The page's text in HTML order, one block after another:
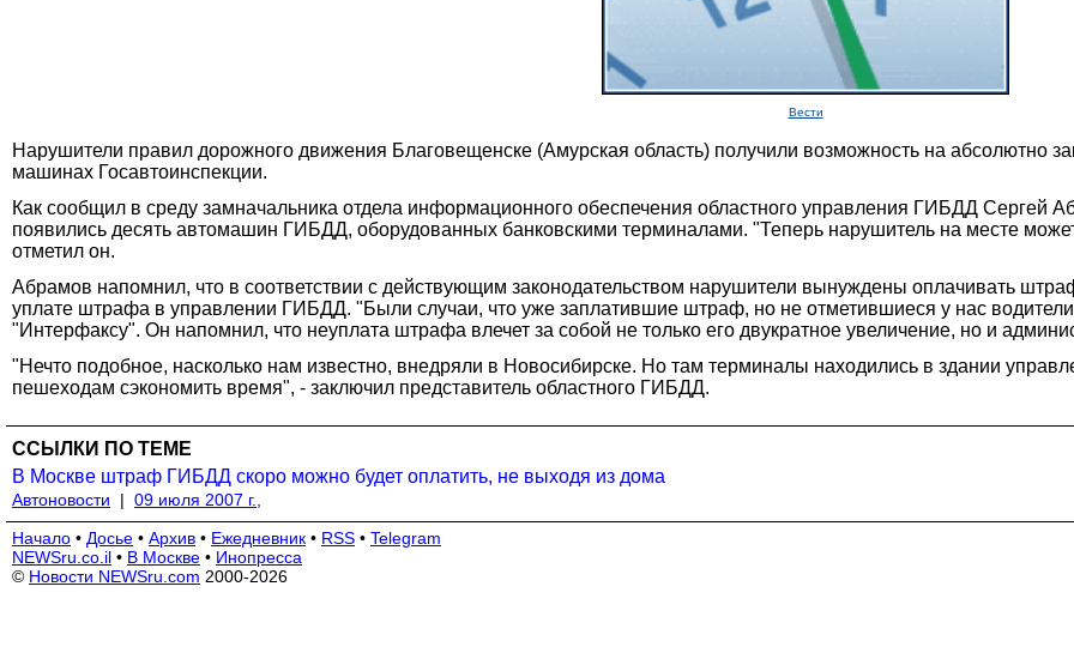
Вести
Нарушители правил дорожного движения Благовещенске (Амурская область) получили возможность на абсолютно
машинах Госавтоинспекции.
Как сообщил в среду замначальника отдела информационного обеспечения областного управления ГИБДД Сергей
появились десять автомашин ГИБДД, оборудованных банковскими терминалами. "Теперь нарушитель на месте
отметил он.
Абрамов напомнил, что в соответствии с действующим законодательством нарушители вынуждены оплачивать
уплате штрафа в управлении ГИБДД. "Были случаи, что уже заплатившие штраф, но не отметившиеся у нас
"Интерфаксу". Он напомнил, что неуплата штрафа влечет за собой не только его двукратное увеличение, но и
"Нечто подобное, насколько нам известно, внедряли в Новосибирске. Но там терминалы находились в здании
пешеходам сэкономить время", - заключил представитель областного ГИБДД.
ССЫЛКИ ПО ТЕМЕ
В Москве штраф ГИБДД скоро можно будет оплатить, не выходя из дома
Автоновости | 09 июля 2007 г.,
Начало • Досье • Архив • Ежедневник • RSS • Telegram
NEWSru.co.il • В Москве • Инопресса
© Новости NEWSru.com 2000-2026